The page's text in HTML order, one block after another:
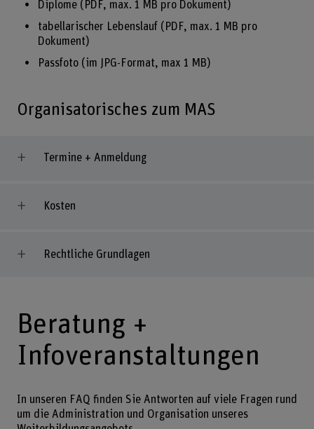
Diplome (PDF, max. 1 MB pro Dokument)
tabellarischer Lebenslauf (PDF, max. 1 MB pro
Dokument)
Passfoto (im JPG-Format, max 1 MB)
Organisatorisches zum MAS
Termine + Anmeldung
Kosten
Rechtliche Grundlagen
Beratung +
Infoveranstaltungen
In unseren FAQ finden Sie Antworten auf viele Fragen rund
um die Administration und Organisation unseres